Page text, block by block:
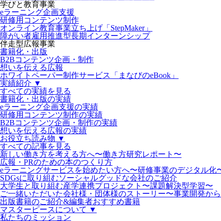
学びと教育事業
eラーニング企画支援
研修用コンテンツ制作
オンライン教育事業立ち上げ「StepMaker」
障がい者雇用推進型長期インターンシップ
伴走型広報事業
書籍化・出版
B2Bコンテンツ企画・制作
想いを伝える広報
ホワイトペーパー制作サービス「まなびのeBook」
実績紹介 ▼
すべての実績を見る
書籍化・出版の実績
eラーニング企画支援の実績
研修用コンテンツ制作の実績
B2Bコンテンツ企画・制作の実績
想いを伝える広報の実績
お役立ち読み物 ▼
すべての記事を見る
新しい働き方を考える方へ〜働き方研究レポート〜
広報・PRのための本のつくり方
eラーニングサービスを始めたい方へ〜研修事業のデジタル化
SDGsに取り組むソーシャルグッドな会社のご紹介
大学生と取り組む産学連携プロジェクト〜課題解決型学習〜
ご一緒いただいた会社様・団体様のストーリー〜事業開発か
出版書籍のご紹介&編集者おすすめ書籍
マスターピースについて ▼
私たちのミッション